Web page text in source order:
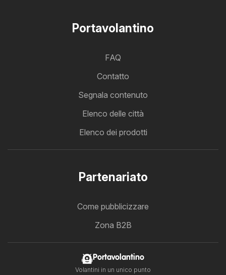
Portavolantino
FAQ
Contatto
Segnala contenuto
Elenco delle città
Elenco dei prodotti
Partenariato
Come pubblicizzare
Zona B2B
Portavolantino
Volantini in un unico punto